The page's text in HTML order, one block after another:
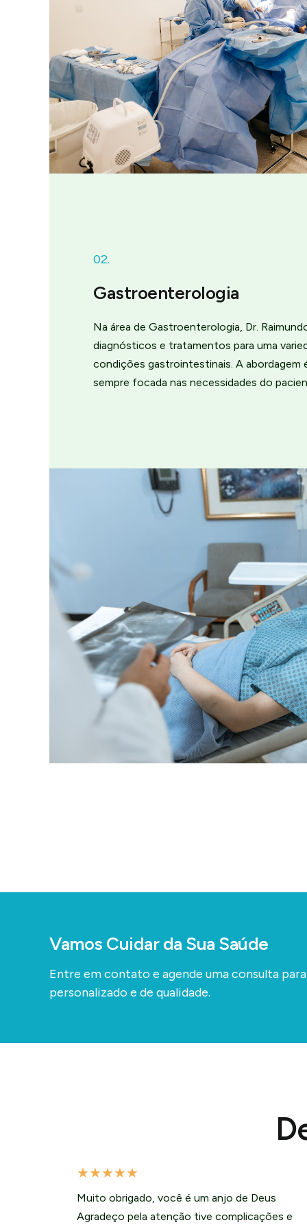
02.
Gastroenterologia
Na área de Gastroenterologia, Dr.
diagnósticos e tratamentos para uma
condições gastrointestinais. A abordagem
sempre focada nas necessidades do
Vamos Cuidar da Sua Saúde
Entre em contato e agende uma consulta
personalizado e de qualidade.
★★★★★
Muito obrigado, você é um anjo de Deus
Agradeço pela atenção tive complicações e